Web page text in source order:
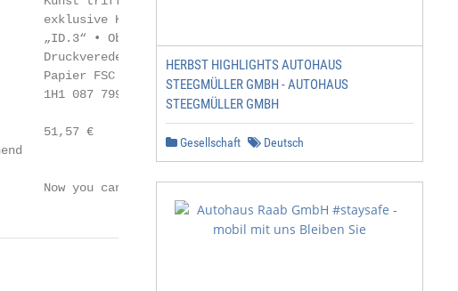
Kunstdruck-Edition
„ID.3“ • Oberfläche mit
Druckveredelung • Material:
FSC • Maße: 60 × 80 cm
1H1 087 799
51,57 €
Now you can
HERBST HIGHLIGHTS AUTOHAUS
STEEGMÜLLER GMBH - AUTOHAUS
STEEGMÜLLER GMBH
Gesellschaft Deutsch